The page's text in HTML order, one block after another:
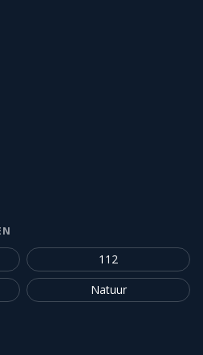
112
Natuur